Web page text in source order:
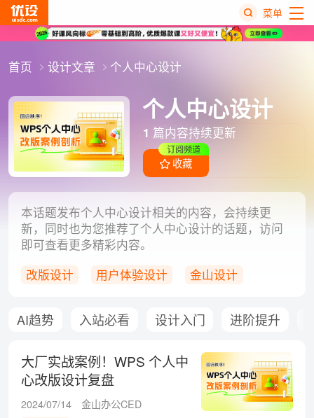
菜单
首页 设计文章 个人中心设计
个人中心设计
1 篇内容持续更新
收藏
订阅频道
本话题发布个人中心设计相关的内容，会持续更
新，同时也为您推荐了个人中心设计的话题，访问
即可查看更多精彩内容。
改版设计
用户体验设计 金山设计
AI趋势 入站必看 设计入门 进阶提升
大厂实战案例！WPS 个人中
心改版设计复盘
2024/07/14
金山办公CED